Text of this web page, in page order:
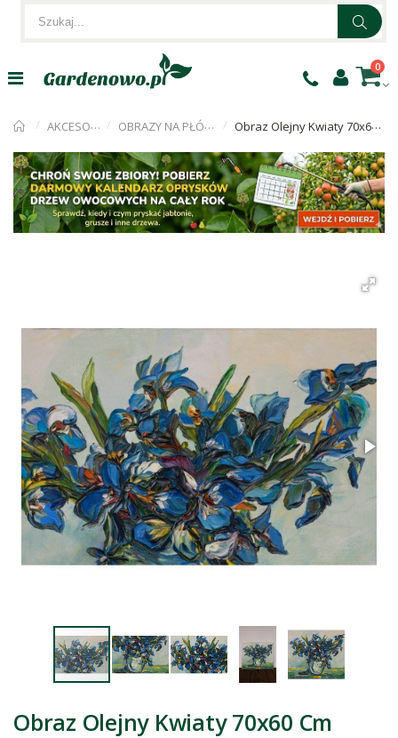
0
AKCESORIA OBRAZY NA PŁÓTNIE Obraz Olejny Kwiaty 70x60 Cm
Obraz Olejny Kwiaty 70x60 Cm